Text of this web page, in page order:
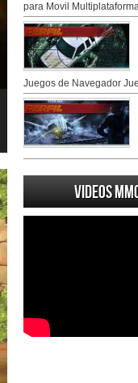
para Movil
Juegos de Navegador
Videos